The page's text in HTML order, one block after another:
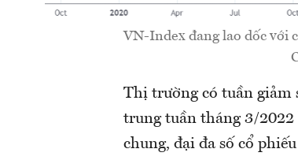
VN-Index đang lao dốc với
Thị trường có tuần giảm
trung tuần tháng 3/
chung, đại đa số cổ